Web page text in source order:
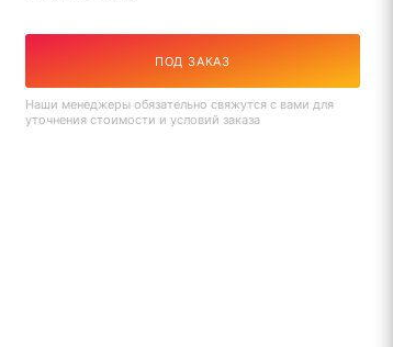
ПОД ЗАКАЗ
Наши менеджеры обязательно свяжутся с вами для
уточнения стоимости и условий заказа